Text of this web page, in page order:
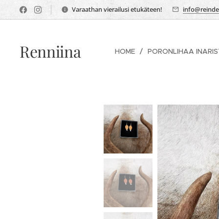
Varaathan vierailusi etukäteen!
Renniina HOME PORONLIHAA